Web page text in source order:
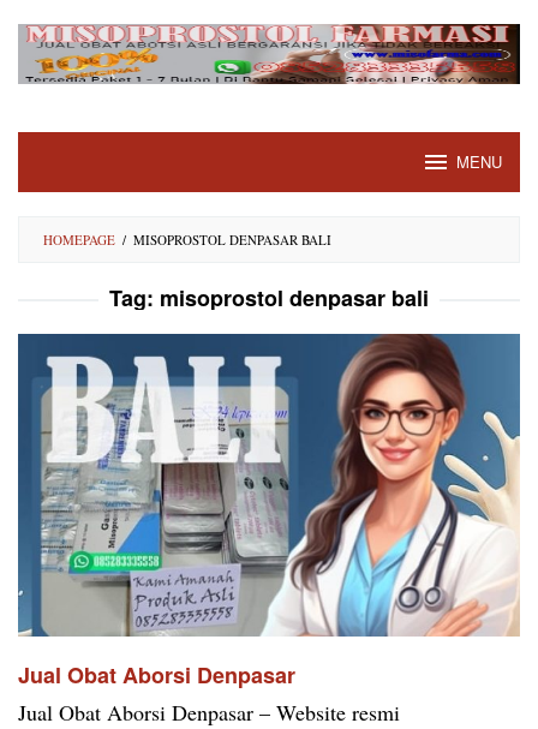
Skip
content
MENU
HOMEPAGE / MISOPROSTOL DENPASAR BALI
Tag: misoprostol denpasar bali
Jual Obat Aborsi Denpasar
Jual Obat Aborsi Denpasar – Website resmi